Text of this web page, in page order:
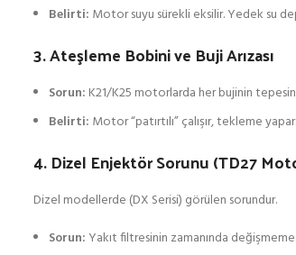
Belirti: Motor suyu sürekli eksilir. Yedek su
3. Ateşleme Bobini ve Buji Arızası
Sorun: K21/K25 motorlarda her bujinin
Belirti: Motor “patırtılı” çalışır, tekleme
4. Dizel Enjektör Sorunu (TD27
Dizel modellerde (DX Serisi) görülen sorundur.
Sorun: Yakıt filtresinin zamanında